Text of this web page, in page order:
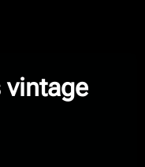
vintage